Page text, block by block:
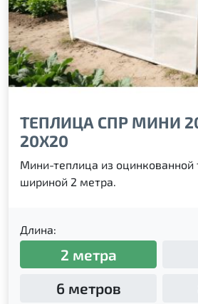
ТЕПЛИЦА СПР МИНИ
20Х20
Мини-теплица из оцинкованной
шириной 2 метра.
Длина:
2 метра
6 метров